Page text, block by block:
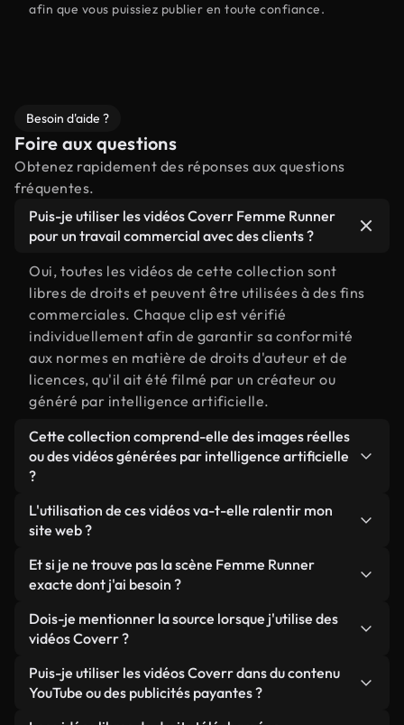
afin que vous puissiez publier en toute confiance.
Besoin d'aide ?
Foire aux questions
Obtenez rapidement des réponses aux questions
fréquentes.
Puis-je utiliser les vidéos Coverr Femme Runner
pour un travail commercial avec des clients ?
Oui, toutes les vidéos de cette collection sont
libres de droits et peuvent être utilisées à des fins
commerciales. Chaque clip est vérifié
individuellement afin de garantir sa conformité
aux normes en matière de droits d'auteur et de
licences, qu'il ait été filmé par un créateur ou
généré par intelligence artificielle.
Cette collection comprend-elle des images réelles
ou des vidéos générées par intelligence artificielle
?
Les deux. Il s'agit d'une bibliothèque hybride
composée de véritables images filmées par des
vidéos générées par IA. Chaque vidéo est
clairement identifiée afin que vous sachiez
toujours ce que vous utilisez.
L'utilisation de ces vidéos va-t-elle ralentir mon
site web ?
Sauf si vous choisissez nos versions optimisées.
Nous proposons des formats légers, prêts pour le
ils conservent une qualité élevée tout en
minimisant les temps de chargement et en
améliorant des indicateurs comme le LCP.
Et si je ne trouve pas la scène Femme Runner
exacte dont j'ai besoin ?
Vous pouvez en créer une instantanément avec
Coverr AI Studio. Il vous suffit de décrire la scène,
», et le Studio générera en quelques secondes une
vidéo personnalisée conforme à nos normes de
licence.
Dois-je mentionner la source lorsque j'utilise des
vidéos Coverr ?
Aucune attribution n'est requise. Toutes les vidéos
de notre bibliothèque sont libres de droits et
Puis-je utiliser les vidéos Coverr dans du contenu
YouTube ou des publicités payantes ?
Oui. Toutes les séquences vidéo de Coverr peuvent